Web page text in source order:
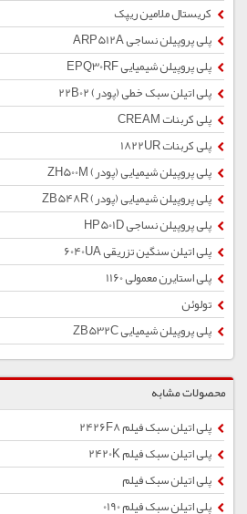
کریستال ملامین ریپک
پلی پروپیلن نساجی ARP512A
پلی پروپیلن شیمیایی EPQ30RF
پلی اتیلن سبک خطی (پودر) 22B02
پلی کربنات CREAM
پلی کربنات 1822UR
پلی پروپیلن شیمیایی (پودر) ZH500M
پلی پروپیلن شیمیایی (پودر) ZB548R
پلی پروپیلن نساجی HP501D
پلی اتیلن سنگین تزریقی 6040UA
پلی استایرن معمولی 1160
تولوئن
پلی پروپیلن شیمیایی ZB532C
محصولات مشابه
پلی اتیلن سبک فیلم 2426F8
پلی اتیلن سبک فیلم 2420K
پلی اتیلن سبک فیلم
پلی اتیلن سبک فیلم 0190